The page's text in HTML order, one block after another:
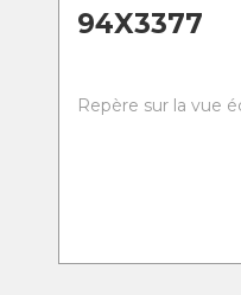
94X3377
Repère sur la vue